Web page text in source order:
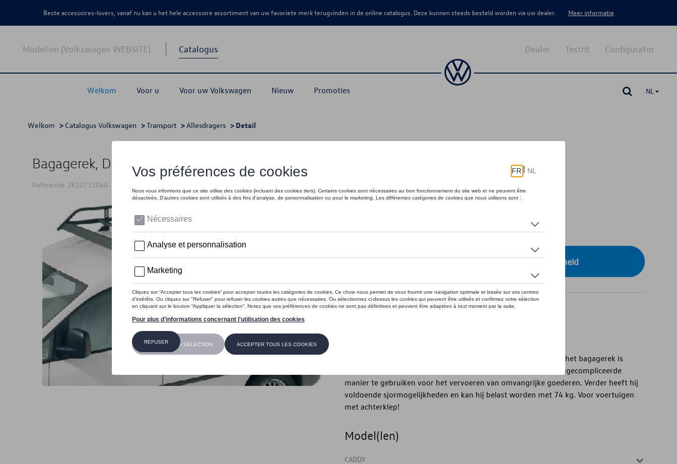
Beste accessoires-lovers, vanaf nu kan u het hele accessoire assortiment van uw favoriete merk terugvinden in de online catalogus. Deze kunnen steeds besteld worden via uw dealer. Meer informatie
Modellen (Volkswagen WEBSITE) Catalogus
Welkom Voor u Voor uw Volkswagen Nieuw Promoties
Configurator
Testrit
Dealer
NL
Welkom > Catalogus Volkswagen >Transport >Allesdragers > Detail
Bagagerek, Dakmontage, voor voertuigen met achterklep
Referentie: 2K1071204A
Dit product is momenteel niet op stock
Contacteer uw dealer voor beschikbaarheid
Introductie
Gebruik gewoon het dak van uw voertuig als extra laadruimte: het bagagerek is
robuust en maakt het mogelijk om het dakoppervlak op een ongecompliceerde
manier te gebruiken voor het vervoeren van omvangrijke goederen. Verder heeft hij
voldoende sjormogelijkheden en kan hij belast worden met 74 kg. Voor voertuigen
met achterklep!
Model(len)
CADDY